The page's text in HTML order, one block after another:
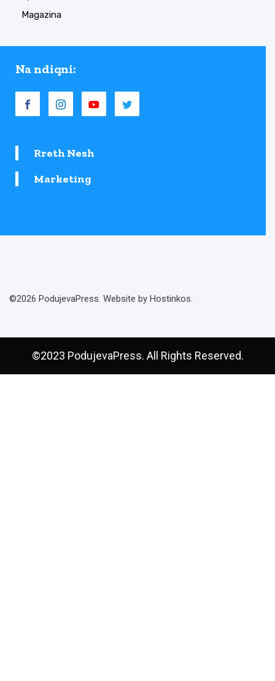
Magazina
Na ndiqni:
Rreth Nesh
Marketing
©2026 PodujevaPress. Website by Hostinkos.
©2023 PodujevaPress. All Rights Reserved.